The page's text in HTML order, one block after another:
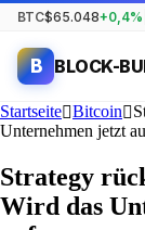
BTC$65.048+0,4%
B BLOCK-
Startseite Bitcoin
Unternehmen jetzt
Strategy
Wird das